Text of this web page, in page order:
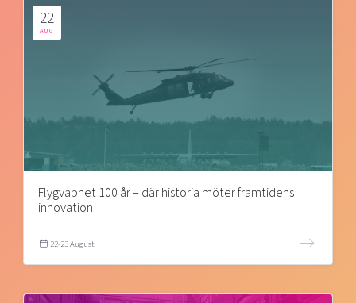
22
AUG
Flygvapnet 100 år – där historia möter framtidens
innovation
22-23 August